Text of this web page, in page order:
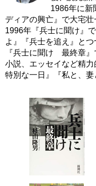
1986年に新
ディアの興亡』で大宅壮
1996年『兵士に聞け』
よ』『兵士を追え』と
『兵士に聞け 最終章』
小説、エッセイなど精
特別な一日』『私と、妻